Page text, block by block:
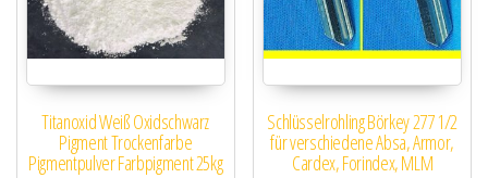
Titanoxid Weiß Oxidschwarz
Pigment Trockenfarbe
Pigmentpulver Farbpigment 25kg
Schlüsselrohling Börkey 277 1/2
für verschiedene Absa, Armor,
Cardex, Forindex, MLM